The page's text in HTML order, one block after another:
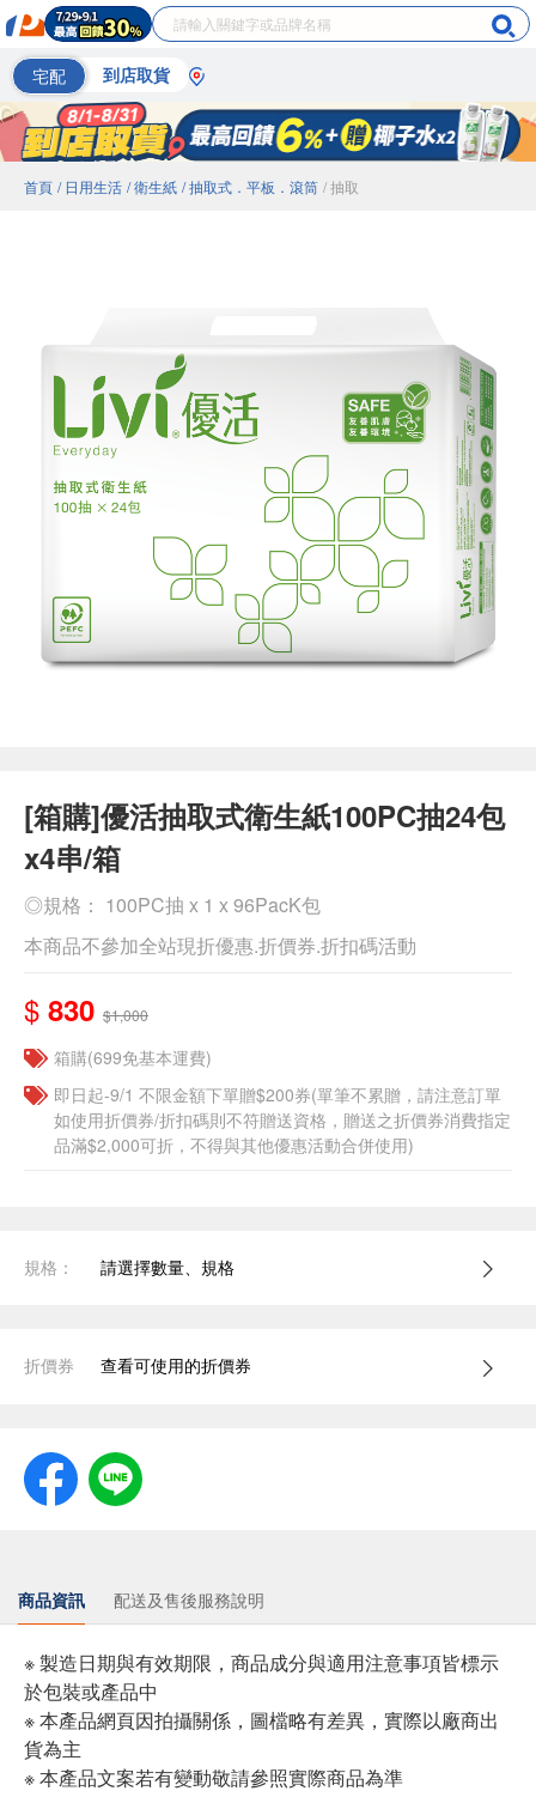
宅配 到店取貨
首頁 / 日用生活 / 衛生紙 / 抽取式．平板．滾筒 / 抽取
[箱購]優活抽取式衛生紙100PC抽24包
x4串/箱
◎規格： 100PC抽 x 1 x 96PacK包
本商品不參加全站現折優惠.折價券.折扣碼活動
$ 830 $1,000
箱購(699免基本運費)
即日起-9/1 不限金額下單贈$200券(單筆不累贈，請注意訂單
如使用折價券/折扣碼則不符贈送資格，贈送之折價券消費指定
品滿$2,000可折，不得與其他優惠活動合併使用)
規格： 請選擇數量、規格
折價券 查看可使用的折價券
商品資訊 配送及售後服務說明
※ 製造日期與有效期限，商品成分與適用注意事項皆標示
於包裝或產品中
※ 本產品網頁因拍攝關係，圖檔略有差異，實際以廠商出
貨為主
※ 本產品文案若有變動敬請參照實際商品為準